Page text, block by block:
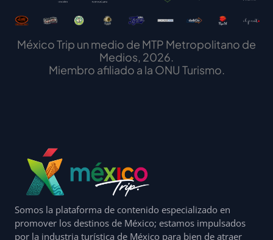
México Trip un medio de MTP Metropolitano de
Medios, 2026.
Miembro afiliado a la ONU Turismo.
Somos la plataforma de contenido especializado en
promover los destinos de México; estamos impulsados
por la industria turística de México para bien de atraer